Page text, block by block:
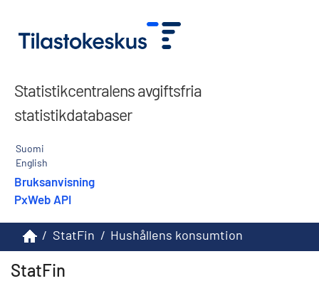
Statistikcentralens avgiftsfria
statistikdatabaser
Suomi
English
Bruksanvisning
PxWeb API
/ StatFin / Hushållens konsumtion
StatFin